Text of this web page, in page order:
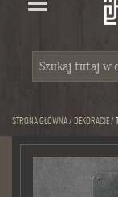
STRONA GŁÓWNA/ DEKORACJE/